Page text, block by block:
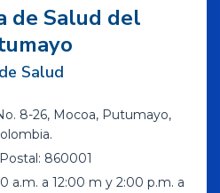
de Salud del
Salud
8-26, Mocoa, Putumayo,
860001
a.m. a 12:00 m y 2:00 p.m. a